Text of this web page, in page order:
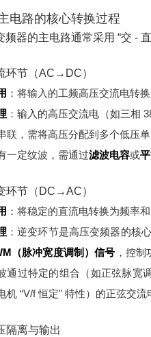
电路的核心转换过程
频器的主电路通常采用 “交 -
环节（AC→DC）
：将输入的工频高压交流电转
： 输入的高压交流电（如三相
联，需将高压分配到多个低压
一定纹波，需通过滤波电容或
环节（DC→AC）
：将稳定的直流电转换为频率
：逆变环节是高压变频器的核
（脉冲宽度调制）信号 ，控
通过特定的组合（如正弦脉宽
机 “V/f 恒定" 特性）的正弦交流
隔离与输出